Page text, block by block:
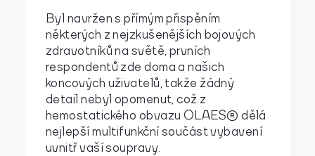
Byl navržen s přímým přispěním
některých z nejzkušenějších bojových
zdravotníků na světě, prvních
respondentů zde doma a našich
koncových uživatelů, takže žádný
detail nebyl opomenut, což z
hemostatického obvazu OLAES® dělá
nejlepší multifunkční součást vybavení
uvnitř vaší soupravy.